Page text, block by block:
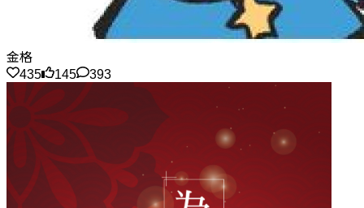
金格
435
145 393